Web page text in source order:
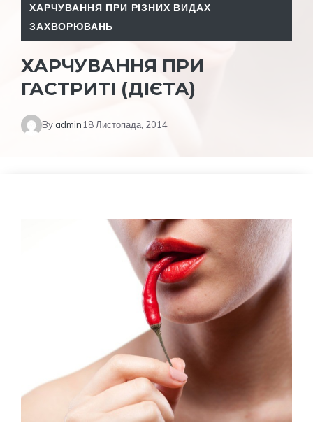
ХАРЧУВАННЯ ПРИ РІЗНИХ ВИДАХ
ЗАХВОРЮВАНЬ
ХАРЧУВАННЯ ПРИ
ГАСТРИТІ (ДІЄТА)
By admin18 Листопада, 2014